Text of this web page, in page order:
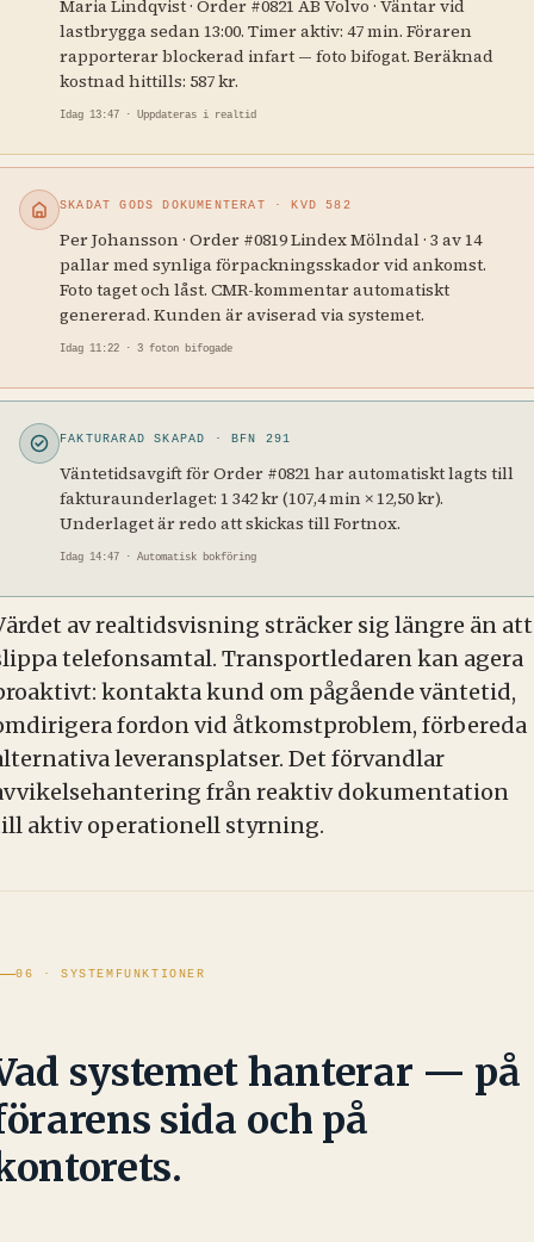
Maria Lindqvist · Order #0821 AB Volvo · Väntar vid
lastbrygga sedan 13:00. Timer aktiv: 47 min. Föraren
rapporterar blockerad infart — foto bifogat. Beräknad
kostnad hittills: 587 kr.
Idag 13:47 · Uppdateras i realtid
SKADAT GODS DOKUMENTERAT · KVD 582
Per Johansson · Order #0819 Lindex Mölndal · 3 av 14
pallar med synliga förpackningsskador vid ankomst.
Foto taget och låst. CMR-kommentar automatiskt
genererad. Kunden är aviserad via systemet.
Idag 11:22 · 3 foton bifogade
FAKTURARAD SKAPAD · BFN 291
Väntetidsavgift för Order #0821 har automatiskt lagts till
fakturaunderlaget: 1 342 kr (107,4 min × 12,50 kr).
Underlaget är redo att skickas till Fortnox.
Idag 14:47 · Automatisk bokföring
av realtidsvisning sträcker sig längre än att
telefonsamtal. Transportledaren kan agera
kontakta kund om pågående väntetid,
fordon vid åtkomstproblem, förbereda
leveransplatser. Det förvandlar
från reaktiv dokumentation
aktiv operationell styrning.
06 · SYSTEMFUNKTIONER
systemet hanterar — på
sida och på